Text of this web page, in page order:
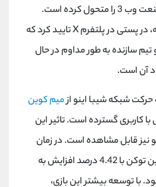
فعال شده و صنعت وب 3 را متحول کرده است.
در پستی در پلتفرمXتایید کرد که
سازنده به طور مداوم در حال
آن است.
شبکه شیبا اینو ازمیم کوین
کاربری گسترده است. تاثیر این
نیز قابل مشاهده است. در زمان
نگارش این مقاله، قیمت این توکن با 4.42 درصد افزایش به
رسیده بود. با توسعه بیشتر این بازی،